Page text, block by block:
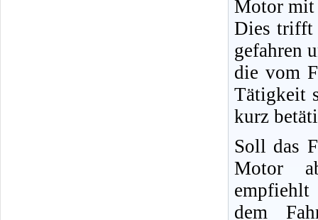
Motor mit
Dies trifft
gefahren
die vom
Tätigkeit
kurz
Soll das
Motor
empfiehlt
dem